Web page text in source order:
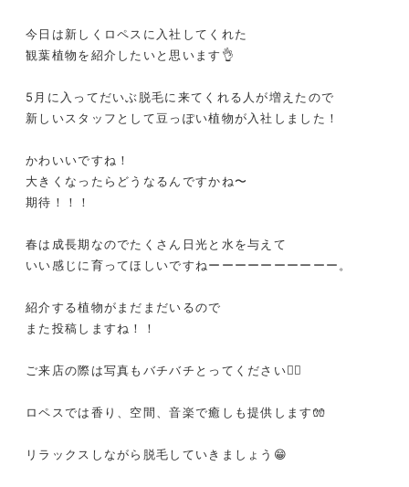
今日は新しくロペスに入社してくれた
観葉植物を紹介したいと思います👌
5月に入ってだいぶ脱毛に来てくれる人が増えたので
新しいスタッフとして豆っぽい植物が入社しました！
かわいいですね！
大きくなったらどうなるんですかね〜
期待！！！
春は成長期なのでたくさん日光と水を与えて
いい感じに育ってほしいですねーーーーーーーーーー。
紹介する植物がまだまだいるので
また投稿しますね！！
ご来店の際は写真もバチバチとってください❤️‍🔥
ロペスでは香り、空間、音楽で癒しも提供します🧤
リラックスしながら脱毛していきましょう😁